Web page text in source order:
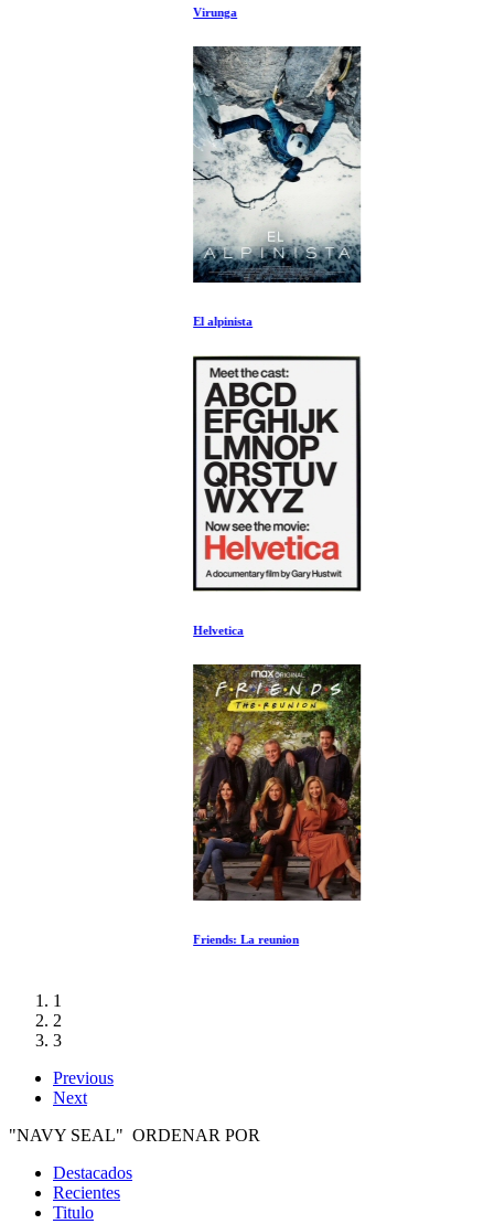
1
2
3
Previous
Next
"NAVY SEAL" ORDENAR POR
Destacados
Recientes
Titulo